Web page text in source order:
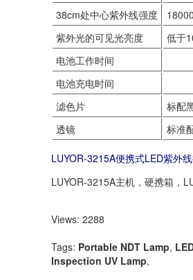
38cm处中心紫外线强度
紫外光的可见光亮度
低于
电池工作时间
电池充电时间
滤色片
标配
透镜
标准
LUYOR-3215A便携式LED紫外
LUYOR-3215A主机，硬携箱，
Views: 2288
Tags: Portable NDT Lamp,
Inspection UV Lamp,